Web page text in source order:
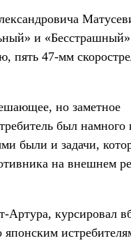
и
пять 47-мм
но заметное
был намного
были и задачи,
на внешнем
курсировал